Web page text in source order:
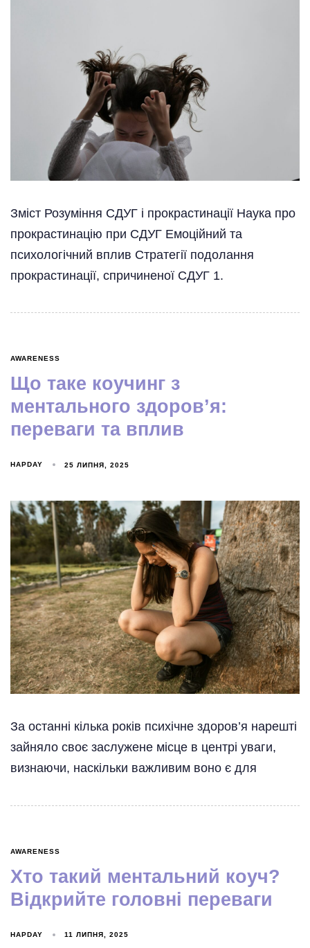
Зміст Розуміння СДУГ і прокрастинації Наука про
прокрастинацію при СДУГ Емоційний та
психологічний вплив Стратегії подолання
прокрастинації, спричиненої СДУГ 1.
AWARENESS
Що таке коучинг з
ментального здоровʼя:
переваги та вплив
HAPDAY 25 ЛИПНЯ, 2025
За останні кілька років психічне здоров’я нарешті
зайняло своє заслужене місце в центрі уваги,
визнаючи, наскільки важливим воно є для
AWARENESS
Хто такий ментальний коуч?
Відкрийте головні переваги
HAPDAY 11 ЛИПНЯ, 2025